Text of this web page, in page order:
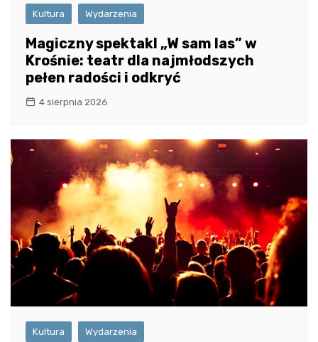
Kultura Wydarzenia
Magiczny spektakl „W sam las” w
Krośnie: teatr dla najmłodszych
pełen radości i odkryć
4 sierpnia 2026
Kultura Wydarzenia